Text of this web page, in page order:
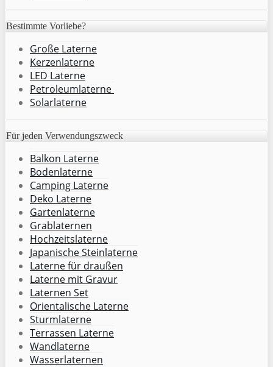
Bestimmte Vorliebe?
Große Laterne
Kerzenlaterne
LED Laterne
Petroleumlaterne
Solarlaterne
Für jeden Verwendungszweck
Balkon Laterne
Bodenlaterne
Camping Laterne
Deko Laterne
Gartenlaterne
Grablaternen
Hochzeitslaterne
Japanische Steinlaterne
Laterne für draußen
Laterne mit Gravur
Laternen Set
Orientalische Laterne
Sturmlaterne
Terrassen Laterne
Wandlaterne
Wasserlaternen